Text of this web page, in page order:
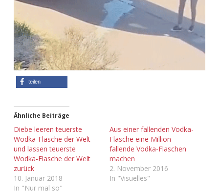
Adventskalender 2018
Adventskalender 2019
Adventskalender 2020
Adventskalender 2024
teilen
Ähnliche Beiträge
Diebe leeren teuerste
Wodka-Flasche der Welt –
und lassen teuerste
Wodka-Flasche der Welt
zurück
10. Januar 2018
In "Nur mal so"
Aus einer fallenden Vodka-
Flasche eine Million
fallende Vodka-Flaschen
machen
2. November 2016
In "Visuelles"